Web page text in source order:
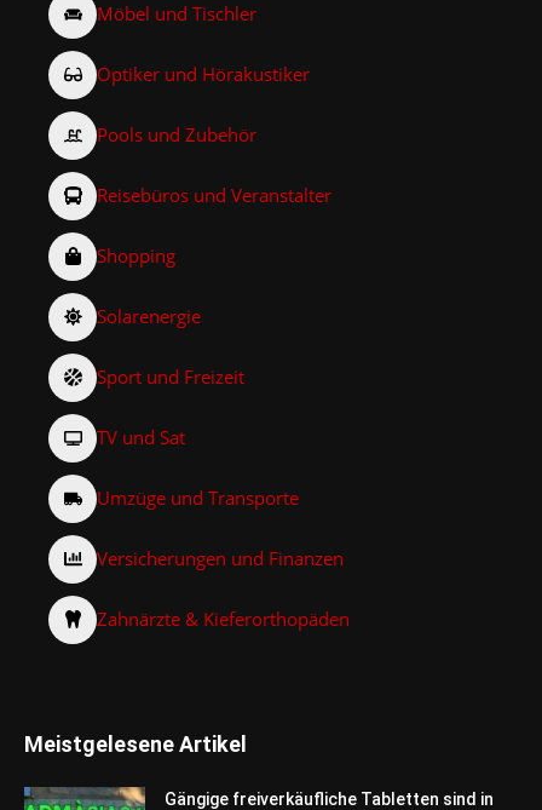
Möbel und Tischler
Optiker und Hörakustiker
Pools und Zubehör
Reisebüros und Veranstalter
Shopping
Solarenergie
Sport und Freizeit
TV und Sat
Umzüge und Transporte
Versicherungen und Finanzen
Zahnärzte & Kieferorthopäden
Meistgelesene Artikel
Gängige freiverkäufliche Tabletten sind in